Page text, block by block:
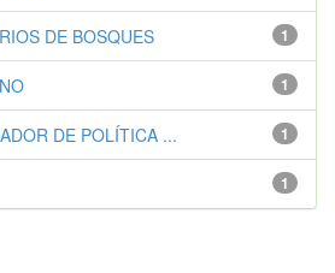
1
DE BOSQUES
1
1
DE POLÍTICA ...
1